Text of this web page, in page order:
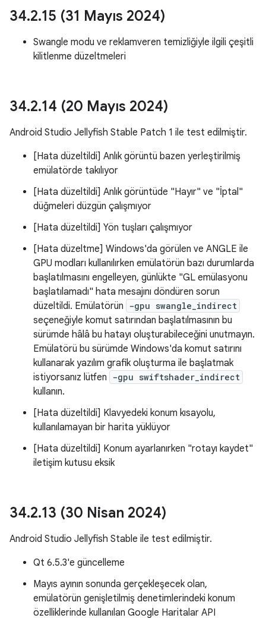
34.2.15 (31 Mayıs 2024)
Swangle modu ve reklamveren temizliğiyle ilgili çeşitli
kilitlenme düzeltmeleri
34.2.14 (20 Mayıs 2024)
Android Studio Jellyfish Stable Patch 1 ile test edilmiştir.
[Hata düzeltildi] Anlık görüntü bazen yerleştirilmiş
emülatörde takılıyor
[Hata düzeltildi] Anlık görüntüde "Hayır" ve "İptal"
düğmeleri düzgün çalışmıyor
[Hata düzeltildi] Yön tuşları çalışmıyor
[Hata düzeltme] Windows'da görülen ve ANGLE ile
GPU modları kullanılırken emülatörün bazı durumlarda
başlatılmasını engelleyen, günlükte "GL emülasyonu
başlatılamadı" hata mesajını döndüren sorun
düzeltildi. Emülatörün
-gpu swangle_indirect
seçeneğiyle komut satırından başlatılmasının bu
sürümde hâlâ bu hatayı oluşturabileceğini unutmayın.
Emülatörü bu sürümde Windows'da komut satırını
kullanarak yazılım grafik oluşturma ile başlatmak
istiyorsanız lütfen
-gpu swiftshader_indirect
kullanın.
[Hata düzeltildi] Klavyedeki konum kısayolu,
kullanılamayan bir harita yüklüyor
[Hata düzeltildi] Konum ayarlanırken "rotayı kaydet"
iletişim kutusu eksik
34.2.13 (30 Nisan 2024)
Android Studio Jellyfish Stable ile test edilmiştir.
Qt 6.5.3'e güncelleme
Mayıs ayının sonunda gerçekleşecek olan,
emülatörün genişletilmiş denetimlerindeki konum
özelliklerinde kullanılan Google Haritalar API